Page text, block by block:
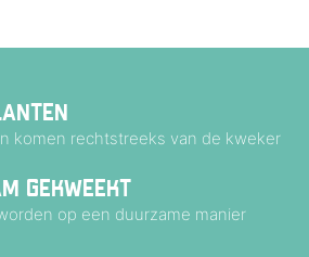
komen rechtstreeks van de kweker
GEKWEEKT
op een duurzame manier